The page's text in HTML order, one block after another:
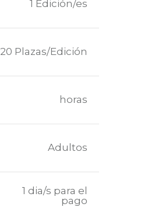
1 Edición/es
20 Plazas/Edición
horas
Adultos
1 dia/s para el
pago